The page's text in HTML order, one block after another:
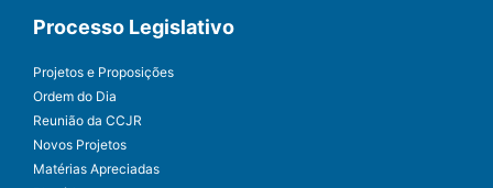
Processo Legislativo
Projetos e Proposições
Ordem do Dia
Reunião da CCJR
Novos Projetos
Matérias Apreciadas